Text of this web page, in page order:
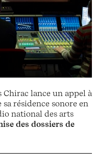
Chirac lance un appel à
résidence sonore en
national des arts
des dossiers de